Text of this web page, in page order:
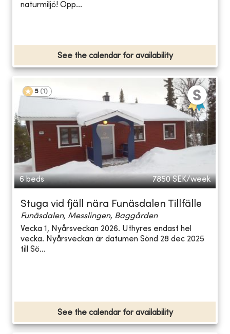
naturmiljö! Öpp...
See the calendar for availability
5 (1 )
6 beds 7850 SEK/week
Stuga vid fjäll nära Funäsdalen Tillfälle
Funäsdalen, Messlingen, Baggården
Vecka 1, Nyårsveckan 2026. Uthyres endast hel
vecka. Nyårsveckan är datumen Sönd 28 dec 2025
till Sö...
See the calendar for availability